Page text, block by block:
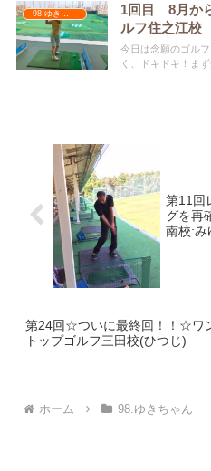
1回目 8月か
ルフ住之江
今日は念願のゴル
く、ドキドキ！ま
第11回
グを再
南校:み
第24回☆ついに最終回！！☆ワ
トップゴルフ三田校(ひつじ)
ホーム 98.ゆきちゃん